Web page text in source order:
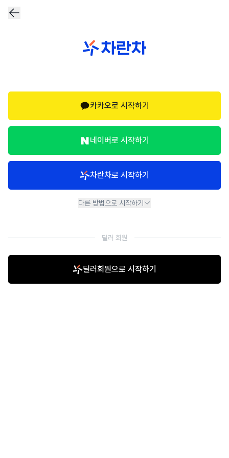
카카오로 시작하기
네이버로 시작하기
차란차로 시작하기
다른 방법으로 시작하기
딜러 회원
딜러회원으로 시작하기